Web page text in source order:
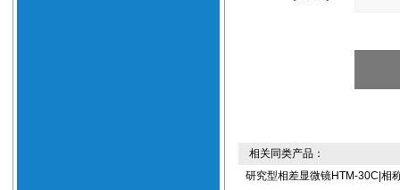
相关同类产品：
研究型相差显微镜HTM-30C|相